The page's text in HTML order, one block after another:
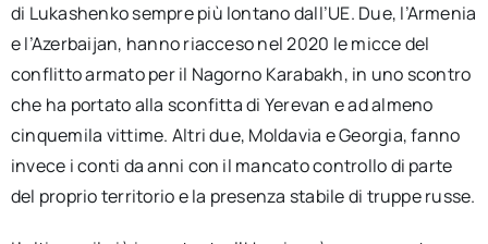
di Lukashenko sempre più lontano dall’UE. Due, l’Armenia
e l’Azerbaijan, hanno riacceso nel 2020 le micce del
conflitto armato per il Nagorno Karabakh, in uno scontro
che ha portato alla sconfitta di Yerevan e ad almeno
cinquemila vittime. Altri due, Moldavia e Georgia, fanno
invece i conti da anni con il mancato controllo di parte
del proprio territorio e la presenza stabile di truppe russe.